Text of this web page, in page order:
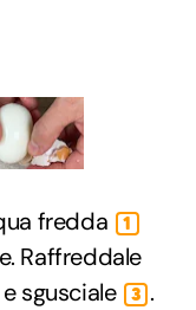
fredda 1
Raffreddale
e sgusciale 3 .